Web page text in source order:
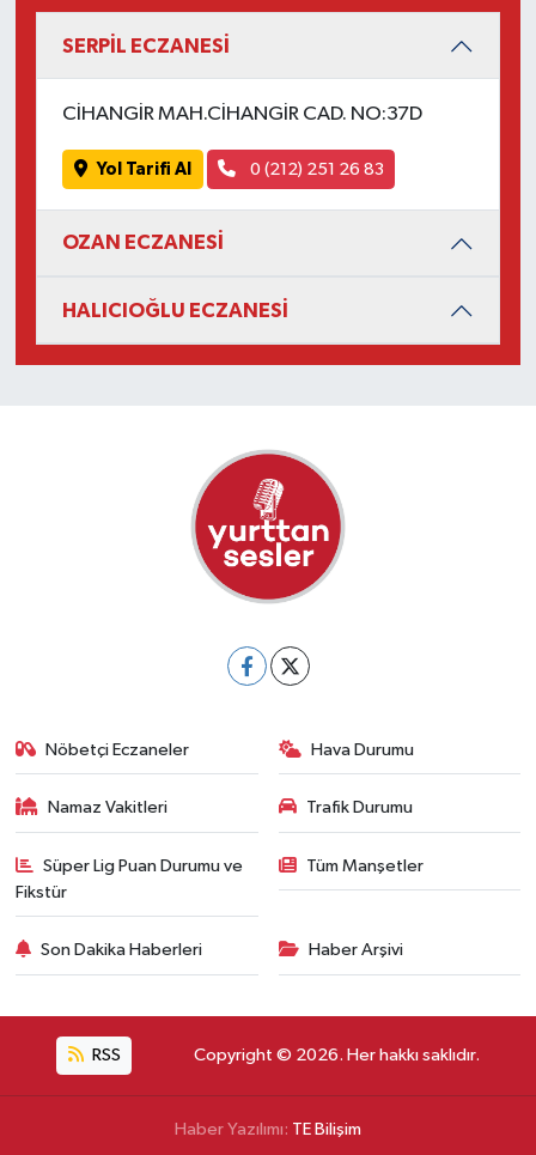
SERPİL ECZANESİ
CİHANGİR MAH.CİHANGİR CAD. NO:37D
Yol Tarifi Al 0 (212) 251 26 83
OZAN ECZANESİ
HALICIOĞLU ECZANESİ
Nöbetçi Eczaneler Hava Durumu
Namaz Vakitleri Trafik Durumu
Süper Lig Puan Durumu ve
Fikstür
Tüm Manşetler
Son Dakika Haberleri Haber Arşivi
RSS Copyright © 2026. Her hakkı saklıdır.
Haber Yazılımı: TE Bilişim